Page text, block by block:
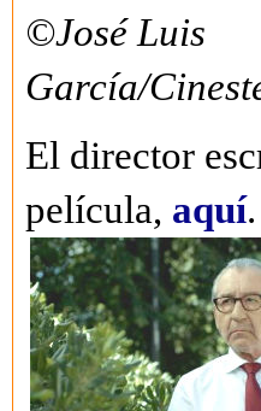
©José Luis
García/
El director
película, aquí.